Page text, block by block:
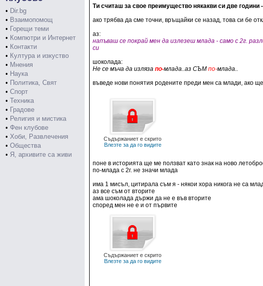
• Dir.bg
• Взаимопомощ
• Горещи теми
• Компютри и Интернет
• Контакти
• Култура и изкуство
• Мнения
• Наука
• Политика, Свят
• Спорт
• Техника
• Градове
• Религия и мистика
• Фен клубове
• Хоби, Развлечения
• Общества
• Я, архивите са живи
Ти считаш за свое преимущество някакви си две години
ако трябва да сме точни, връщайки се назад, това си бе
аз:
напъваш се покрай мен да излезеш млада - само с 2г.
си
шоколада:
Не се мъча да изляза по-млада..аз СЪМ по-млада..
въведе нови понятия родените преди мен са млади, ако
Съдържаниет е скрито
Влезте за да го видите
поне в историята ще ме ползват като знак на ново
по-млада с 2г. не значи млада
има 1 мисъл, цитирала съм я - някои хора никога не са
аз все съм от вторите
ама шоколада държи да не е във вторите
според мен не е и от първите
Съдържаниет е скрито
Влезте за да го видите